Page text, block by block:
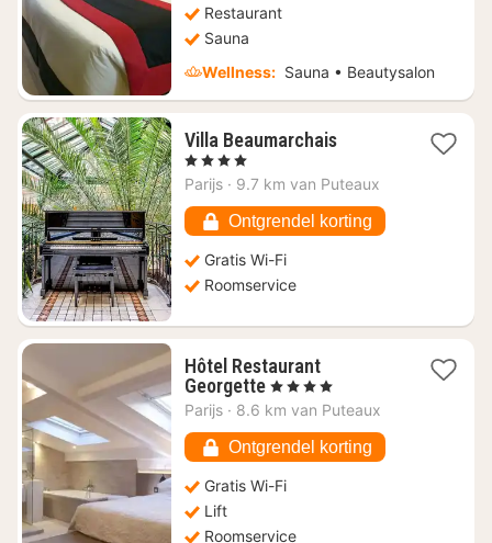
Restaurant
Sauna
Wellness: Sauna • Beautysalon
Villa Beaumarchais1
vanaf
169,23
, 4 Sterren
Parijs · 9.7 km van Puteaux
Ontgrendel korting
Gratis Wi-Fi
Roomservice
Hôtel Restaurant
Georgette1
nacht
€
239,72
, 4 Sterren
Parijs · 8.6 km van Puteaux
Ontgrendel korting
Gratis Wi-Fi
Lift
Roomservice